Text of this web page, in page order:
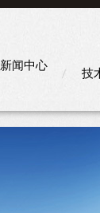
新闻中心
技